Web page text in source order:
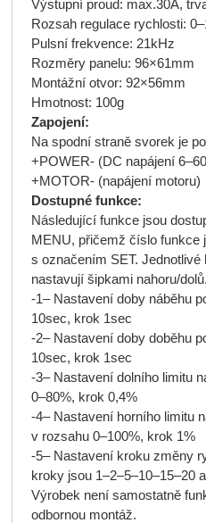
Výstupní proud: max.30A,
Rozsah regulace rychlosti:
Pulsní frekvence: 21kHz
Rozměry panelu: 96×61mm
Montážní otvor: 92×56mm
Hmotnost: 100g
Zapojení:
Na spodní straně svorek je
+POWER- (DC napájení
+MOTOR- (napájení motoru)
Dostupné funkce:
Následující funkce jsou
MENU, přičemž číslo funkce
s označením SET. Jednotlivé
nastavují šipkami nahoru/dolů.
-1– Nastavení doby náběhu
10sec, krok 1sec
-2– Nastavení doby doběhu
10sec, krok 1sec
-3– Nastavení dolního limitu
0–80%, krok 0,4%
-4– Nastavení horního limitu
v rozsahu 0–100%, krok 1%
-5– Nastavení kroku změny
kroky jsou 1–2–5–10–15–20
Výrobek není samostatně
odbornou montáž.